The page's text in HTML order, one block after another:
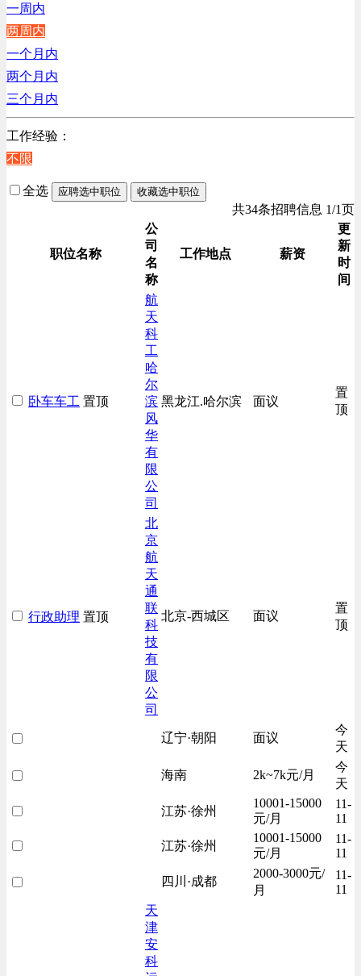
一周内
两周内
一个月内
两个月内
三个月内
工作经验：
不限
全选 应聘选中职位 收藏选中职位
共34条招聘信息 1/1页
职位名称
公
司
名
称
工作地点 薪资
更
新
时
间
卧车车工 置顶
航
天
科
工
哈
尔
滨
风
华
有
限
公
司
黑龙江.哈尔滨 面议
置
顶
行政助理 置顶
北
京
航
天
通
联
科
技
有
限
公
司
北京-西城区 面议
置
顶
辽宁·朝阳 面议
今
天
海南 2k~7k元/月
今
天
江苏·徐州
10001-15000
元/月
11-
11
江苏·徐州
10001-15000
元/月
11-
11
四川·成都
2000-3000元/
月
11-
11
天
津
安
科